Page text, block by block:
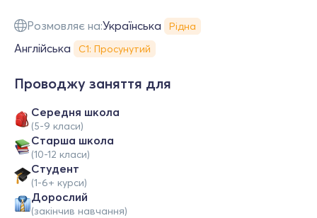
Розмовляє на:Українська Рідна
Англійська С1: Просунутий
Проводжу заняття для
Середня школа
(5-9 класи)
Старша школа
(10-12 класи)
Студент
(1-6+ курси)
Дорослий
(закінчив навчання)